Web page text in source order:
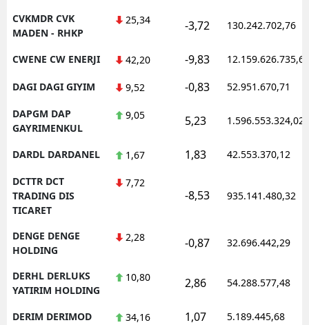
CVKMDR CVK
MADEN - RHKP
25,34 -3,72 130.242.702,76
CWENE CW ENERJI 42,20 -9,83 12.159.626.735,62
DAGI DAGI GIYIM 9,52 -0,83 52.951.670,71
DAPGM DAP
GAYRIMENKUL
9,05 5,23 1.596.553.324,02
DARDL DARDANEL 1,67 1,83 42.553.370,12
DCTTR DCT
TRADING DIS
TICARET
7,72
-8,53 935.141.480,32
DENGE DENGE
HOLDING
2,28 -0,87 32.696.442,29
DERHL DERLUKS
YATIRIM HOLDING
10,80 2,86 54.288.577,48
DERIM DERIMOD 34,16 1,07 5.189.445,68